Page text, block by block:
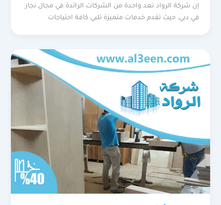
إن شركة الرواد تعد واحدة من الشركات الرائدة في مجال نجار
في دبي، حيث تقدم خدمات متميزة تلبي كافة احتياجات